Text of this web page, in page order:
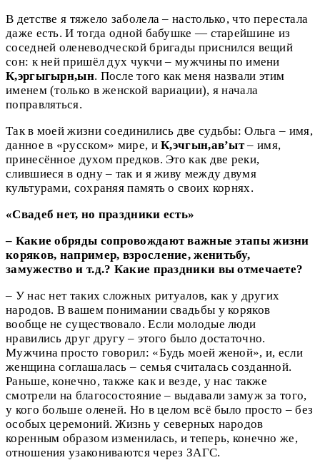
В детстве я тяжело заболела – настолько, что перестала
даже есть. И тогда одной бабушке — старейшине из
соседней оленеводческой бригады приснился вещий
сон: к ней пришёл дух чукчи – мужчины по имени
К,эргыгырн,ын. После того как меня назвали этим
именем (только в женской вариации), я начала
поправляться.
Так в моей жизни соединились две судьбы: Ольга – имя,
данное в «русском» мире, иК,эчгын,ав’ыт– имя,
принесённое духом предков. Это как две реки,
слившиеся в одну – так и я живу между двумя
культурами, сохраняя память о своих корнях.
«Свадеб нет, но праздники есть»
– Какие обряды сопровождают важные этапы жизни
коряков, например, взросление, женитьбу,
замужество и т.д.? Какие праздники вы отмечаете?
– У нас нет таких сложных ритуалов, как у других
народов. В вашем понимании свадьбы у коряков
вообще не существовало. Если молодые люди
нравились друг другу – этого было достаточно.
Мужчина просто говорил: «Будь моей женой», и, если
женщина соглашалась – семья считалась созданной.
Раньше, конечно, также как и везде, у нас также
смотрели на благосостояние – выдавали замуж за того,
у кого больше оленей. Но в целом всё было просто – без
особых церемоний. Жизнь у северных народов
коренным образом изменилась, и теперь, конечно же,
отношения узакониваются через ЗАГС.